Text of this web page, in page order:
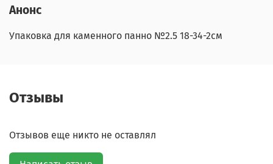
Анонс
Упаковка для каменного панно №2.5 18-34-2см
Отзывы
Отзывов еще никто не оставлял